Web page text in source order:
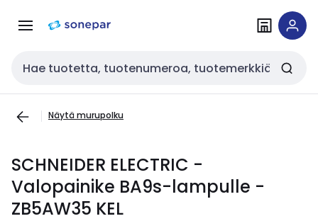
navigointiinsisältöön
Haku
Näytä murupolku
SCHNEIDER ELECTRIC -
Valopainike BA9s-lampulle -
ZB5AW35 KEL